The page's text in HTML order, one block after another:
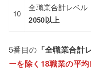
10
全職業合計レベル
2050以上
5番目の 「全職業合計
ーを除く18職業の平